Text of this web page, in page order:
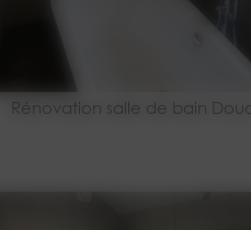
Rénovation salle de bain